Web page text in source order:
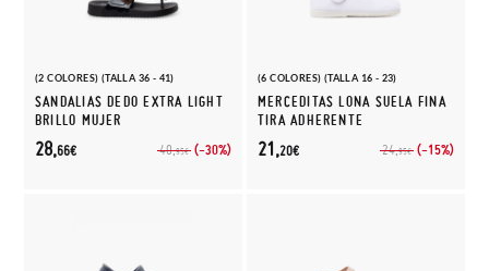
(2 COLORES) (TALLA 36 - 41)
SANDALIAS DEDO EXTRA LIGHT
BRILLO MUJER
40,95€ (-30%)
28,66€
(6 COLORES) (TALLA 16 - 23)
MERCEDITAS LONA SUELA FINA
TIRA ADHERENTE
24,95€ (-15%)
21,20€